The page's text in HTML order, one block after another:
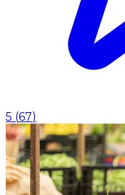
5 (67)